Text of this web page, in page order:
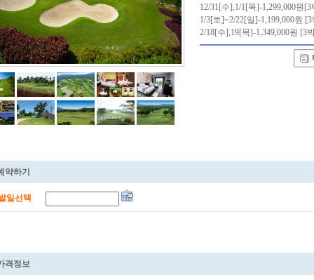
12/31[수],1/1[목]-1,299,000원
1/3[토]~2/22[일]-1,199,000원
2/18[수],19[목]-1,349,000원 [3
약하기
일선택
격정보